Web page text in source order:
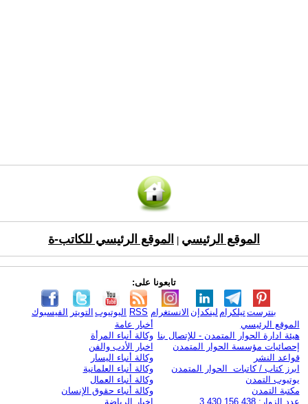
الموقع الرئيسي الموقع الرئيسي للكاتب-ة
تابعونا على:
الفيسبوك التويتر اليوتيوب RSS الانستغرام لينكدإن تيلكرامبنترست
الموقع الرئيسي
هيئة ادارة الحوار المتمدن - للإتصال بنا
إحصائيات مؤسسة الحوار المتمدن
قواعد النشر
ابرز كتاب / كاتبات الحوار المتمدن
يوتيوب التمدن
مكتبة التمدن
عدد الزوار: 3,430,156,438
أخبار عامة
وكالة أنباء المرأة
اخبار الأدب والفن
وكالة أنباء اليسار
وكالة أنباء العلمانية
وكالة أنباء العمال
وكالة أنباء حقوق الإنسان
اخبار الرياضة